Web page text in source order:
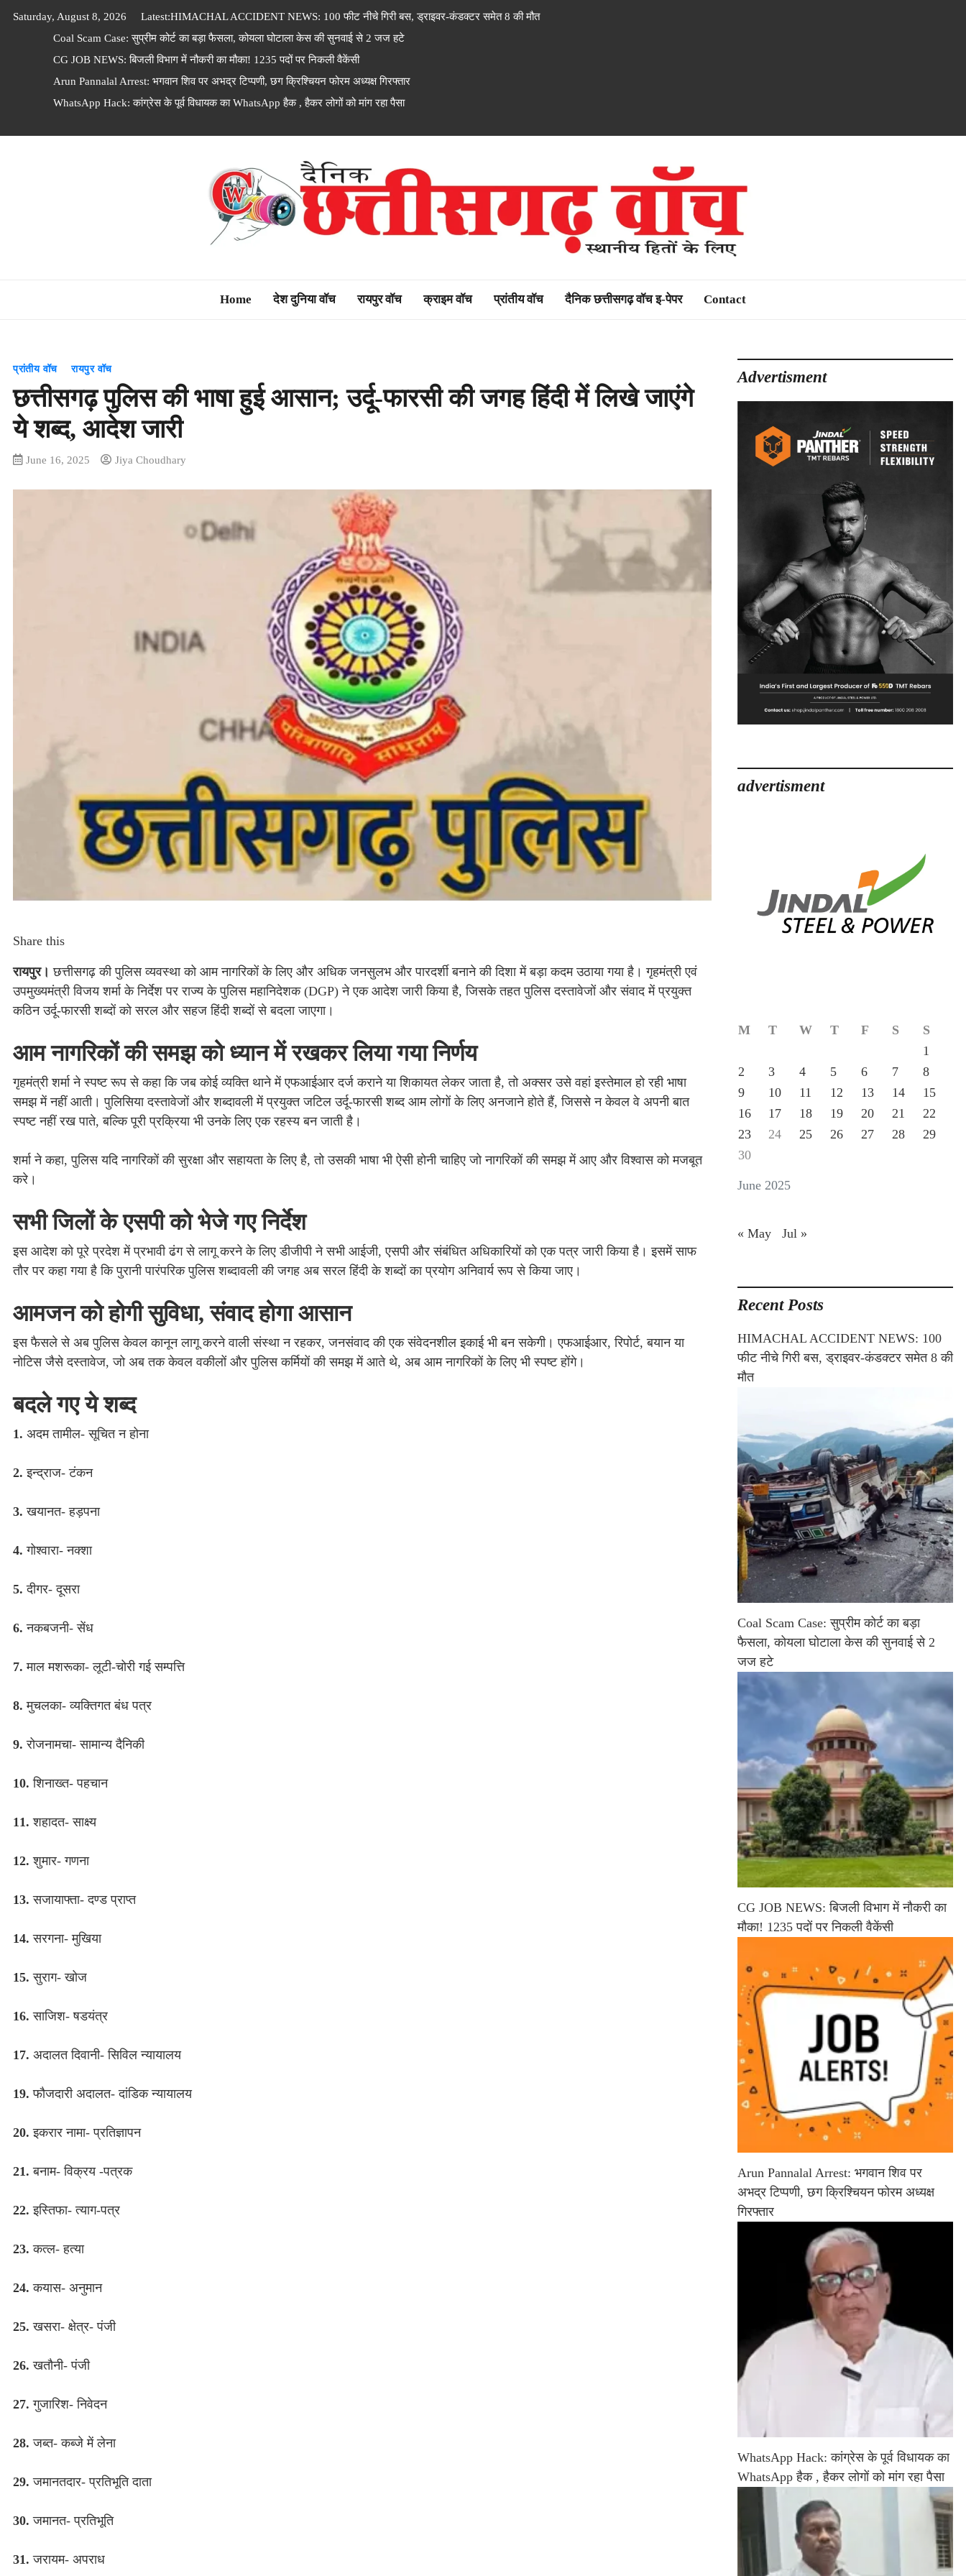
Saturday, August 8, 2026 Latest:HIMACHAL ACCIDENT NEWS: 100 फीट नीचे गिरी बस, ड्राइवर-कंडक्टर समेत 8 की मौत
Coal Scam Case: सुप्रीम कोर्ट का बड़ा फैसला, कोयला घोटाला केस की सुनवाई से 2 जज हटे
CG JOB NEWS: बिजली विभाग में नौकरी का मौका! 1235 पदों पर निकली वैकेंसी
Arun Pannalal Arrest: भगवान शिव पर अभद्र टिप्पणी, छग क्रिश्चियन फोरम अध्यक्ष गिरफ्तार
WhatsApp Hack: कांग्रेस के पूर्व विधायक का WhatsApp हैक , हैकर लोगों को मांग रहा पैसा
Dainik Chhattisgarh watch
Home देश दुनिया वॉच रायपुर वॉच क्राइम वॉच प्रांतीय वॉच दैनिक छत्तीसगढ़ वॉच इ-पेपर Contact
प्रांतीय वॉच रायपुर वॉच
छत्तीसगढ़ पुलिस की भाषा हुई आसान; उर्दू-फारसी की जगह हिंदी में लिखे जाएंगे
ये शब्द, आदेश जारी
June 16, 2025 Jiya Choudhary
Share this
रायपुर। छत्तीसगढ़ की पुलिस व्यवस्था को आम नागरिकों के लिए और अधिक जनसुलभ और पारदर्शी बनाने की दिशा में बड़ा कदम उठाया गया है। गृहमंत्री एवं
उपमुख्यमंत्री विजय शर्मा के निर्देश पर राज्य के पुलिस महानिदेशक (DGP) ने एक आदेश जारी किया है, जिसके तहत पुलिस दस्तावेजों और संवाद में प्रयुक्त
कठिन उर्दू-फारसी शब्दों को सरल और सहज हिंदी शब्दों से बदला जाएगा।
आम नागरिकों की समझ को ध्यान में रखकर लिया गया निर्णय
गृहमंत्री शर्मा ने स्पष्ट रूप से कहा कि जब कोई व्यक्ति थाने में एफआईआर दर्ज कराने या शिकायत लेकर जाता है, तो अक्सर उसे वहां इस्तेमाल हो रही भाषा
समझ में नहीं आती। पुलिसिया दस्तावेजों और शब्दावली में प्रयुक्त जटिल उर्दू-फारसी शब्द आम लोगों के लिए अनजाने होते हैं, जिससे न केवल वे अपनी बात
स्पष्ट नहीं रख पाते, बल्कि पूरी प्रक्रिया भी उनके लिए एक रहस्य बन जाती है।
शर्मा ने कहा, पुलिस यदि नागरिकों की सुरक्षा और सहायता के लिए है, तो उसकी भाषा भी ऐसी होनी चाहिए जो नागरिकों की समझ में आए और विश्वास को मजबूत
करे।
सभी जिलों के एसपी को भेजे गए निर्देश
इस आदेश को पूरे प्रदेश में प्रभावी ढंग से लागू करने के लिए डीजीपी ने सभी आईजी, एसपी और संबंधित अधिकारियों को एक पत्र जारी किया है। इसमें साफ
तौर पर कहा गया है कि पुरानी पारंपरिक पुलिस शब्दावली की जगह अब सरल हिंदी के शब्दों का प्रयोग अनिवार्य रूप से किया जाए।
आमजन को होगी सुविधा, संवाद होगा आसान
इस फैसले से अब पुलिस केवल कानून लागू करने वाली संस्था न रहकर, जनसंवाद की एक संवेदनशील इकाई भी बन सकेगी। एफआईआर, रिपोर्ट, बयान या
नोटिस जैसे दस्तावेज, जो अब तक केवल वकीलों और पुलिस कर्मियों की समझ में आते थे, अब आम नागरिकों के लिए भी स्पष्ट होंगे।
बदले गए ये शब्द
1. अदम तामील- सूचित न होना
2.इन्द्राज- टंकन
3.खयानत- हड़पना
4.गोश्वारा- नक्शा
5.दीगर- दूसरा
6.नकबजनी- सेंध
7.माल मशरूका- लूटी-चोरी गई सम्पत्ति
8.मुचलका- व्यक्तिगत बंध पत्र
9.रोजनामचा- सामान्य दैनिकी
10. शिनाख्त- पहचान
11.शहादत- साक्ष्य
12.शुमार- गणना
13.सजायाफ्ता- दण्ड प्राप्त
14.सरगना- मुखिया
15.सुराग- खोज
16.साजिश- षडयंत्र
17. अदालत दिवानी- सिविल न्यायालय
19.फौजदारी अदालत- दांडिक न्यायालय
20.इकरार नामा- प्रतिज्ञापन
21.बनाम- विक्रय -पत्रक
22.इस्तिफा- त्याग-पत्र
23. कत्ल- हत्या
24.कयास- अनुमान
25.खसरा- क्षेत्र- पंजी
26.खतौनी- पंजी
27.गुजारिश- निवेदन
28.जब्त- कब्जे में लेना
29.जमानतदार- प्रतिभूति दाता
30. जमानत- प्रतिभूति
31.जरायम- अपराध
Advertisment
advertisment
June 2025
M T W T F S
S
1
2
3 4 5 6 7
8
9
10 11 12 13 14
15
16
17 18 19 20 21
22
23
24 25 26 27 28
29
30
« May Jul »
Recent Posts
HIMACHAL ACCIDENT NEWS: 100
फीट नीचे गिरी बस, ड्राइवर-कंडक्टर समेत 8 की
मौत
Coal Scam Case: सुप्रीम कोर्ट का बड़ा
फैसला, कोयला घोटाला केस की सुनवाई से 2
जज हटे
CG JOB NEWS: बिजली विभाग में नौकरी का
मौका! 1235 पदों पर निकली वैकेंसी
Arun Pannalal Arrest: भगवान शिव पर
अभद्र टिप्पणी, छग क्रिश्चियन फोरम अध्यक्ष
गिरफ्तार
WhatsApp Hack: कांग्रेस के पूर्व विधायक का
WhatsApp हैक , हैकर लोगों को मांग रहा पैसा